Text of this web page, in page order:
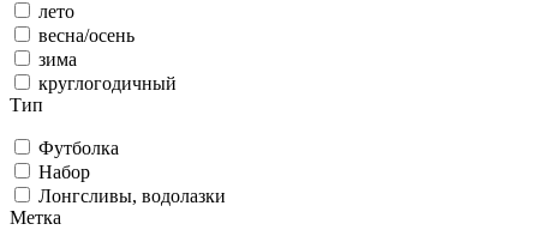
лето
весна/осень
зима
круглогодичный
Тип
Футболка
Набор
Лонгсливы, водолазки
Метка